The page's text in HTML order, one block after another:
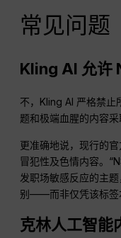
常见问题
Kling AI 允许
不，Kling AI 严格禁止
题和极端血腥的内容
更准确地说，现行的
冒犯性及色情内容。
发职场敏感反应的主
别——而非仅凭该标
克林人工智能